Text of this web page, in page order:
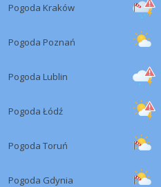
Pogoda Kraków
Pogoda Poznań
Pogoda Lublin
Pogoda Łódź
Pogoda Toruń
Pogoda Gdynia